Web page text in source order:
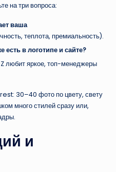
на три вопроса:
ваша
теплота, премиальность).
есть в логотипе и сайте?
любит яркое, топ-менеджеры
30–40 фото по цвету, свету
много стилей сразу или,
и